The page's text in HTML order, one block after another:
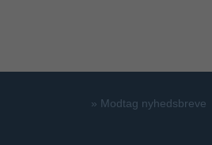
» Modtag nyhedsbreve